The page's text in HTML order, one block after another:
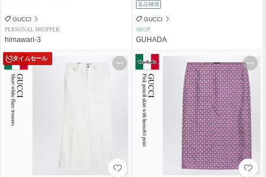
GUCCI
PERSONAL SHOPPER
himawari-3
返品補償
GUCCI
SHOP
GUHADA
タイムセール